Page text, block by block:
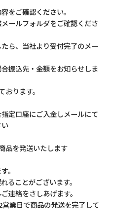
をご確認ください。
ールフォルダをご確認くださ
ら、当社より受付完了のメー
振込先・金額をお知らせしま
ります。
定口座にご入金しメールにて
品を発送いたします
。
ることがございます。
連絡をさしあげます。
業日で商品の発送を完了して